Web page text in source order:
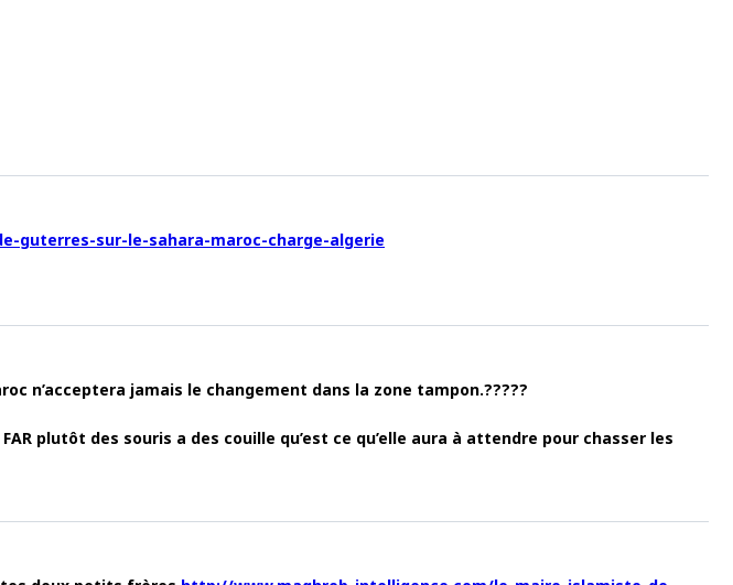
guterres-sur-le-sahara-maroc-charge-algerie
n’acceptera jamais le changement dans la zone tampon.?????
plutôt des souris a des couille qu’est ce qu’elle aura à attendre pour chasser les